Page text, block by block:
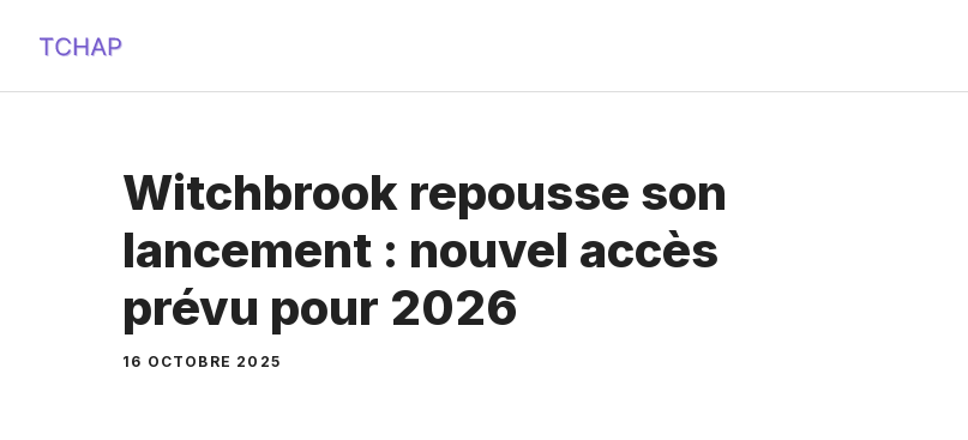
contenu
Witchbrook repousse son
lancement : nouvel accès
prévu pour 2026
16 OCTOBRE 2025